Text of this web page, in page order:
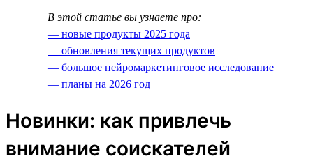
В этой статье вы узнаете про:
— новые продукты 2025 года
— обновления текущих продуктов
— большое нейромаркетинговое исследование
— планы на 2026 год
Новинки: как привлечь
внимание соискателей